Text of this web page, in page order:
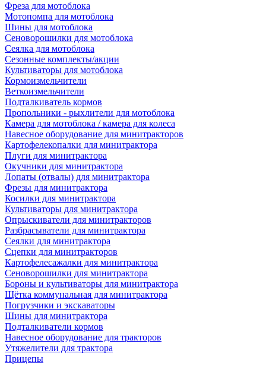
Фреза для мотоблока
Мотопомпа для мотоблока
Шины для мотоблока
Сеноворошилки для мотоблока
Сеялка для мотоблока
Сезонные комплекты/акции
Культиваторы для мотоблока
Кормоизмельчители
Веткоизмельчители
Подталкиватель кормов
Пропольники - рыхлители для мотоблока
Камера для мотоблока / камера для колеса
Навесное оборудование для минитракторов
Картофелекопалки для минитрактора
Плуги для минитрактора
Окучники для минитрактора
Лопаты (отвалы) для минитрактора
Фрезы для минитрактора
Косилки для минитрактора
Культиваторы для минитрактора
Опрыскиватели для минитракторов
Разбрасыватели для минитрактора
Сеялки для минитрактора
Сцепки для минитракторов
Картофелесажалки для минитрактора
Сеноворошилки для минитрактора
Бороны и культиваторы для минитрактора
Щётка коммунальная для минитрактора
Погрузчики и экскаваторы
Шины для минитрактора
Подталкиватели кормов
Навесное оборудование для тракторов
Утяжелители для трактора
Прицепы